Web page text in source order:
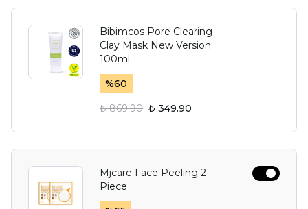
Bibimcos Pore Clearing
Clay Mask New Version
100ml
%60
₺ 869.90 ₺ 349.90
Mjcare Face Peeling 2-
Piece